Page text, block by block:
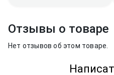
Отзывы о товаре
Нет отзывов об этом товаре.